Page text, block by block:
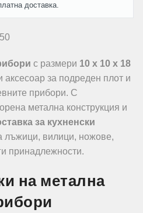
доставка.
с размери 10 x 10 x 18
аксесоар за подреден плот и
прибори. С
метална конструкция и
за кухненски
лъжици, вилици, ножове,
принадлежности.
на метална